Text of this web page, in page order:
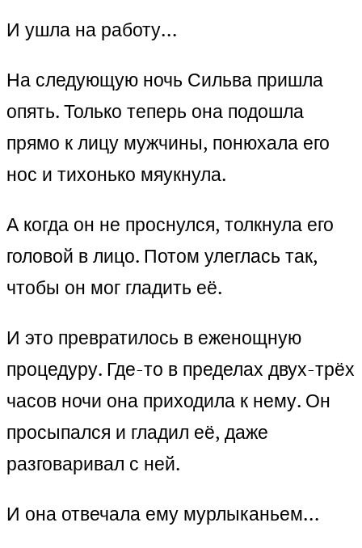
И ушла на работу…
На следующую ночь Сильва пришла
опять. Только теперь она подошла
прямо к лицу мужчины, понюхала его
нос и тихонько мяукнула.
А когда он не проснулся, толкнула его
головой в лицо. Потом улеглась так,
чтобы он мог гладить её.
И это превратилось в еженощную
процедуру. Где-то в пределах двух-трёх
часов ночи она приходила к нему. Он
просыпался и гладил её, даже
разговаривал с ней.
И она отвечала ему мурлыканьем…